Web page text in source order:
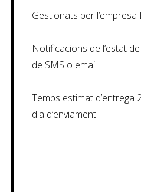
Gestionats per l’empresa
Notificacions de l’estat
de SMS o email
Temps estimat d’entrega
dia d’enviament